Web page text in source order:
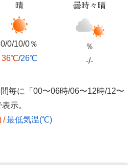
晴
0/0/10/0％
36℃/26℃
曇時々晴
％
-/-
毎に「00〜06時/06〜12時/12〜
示。
/最低気温(℃)